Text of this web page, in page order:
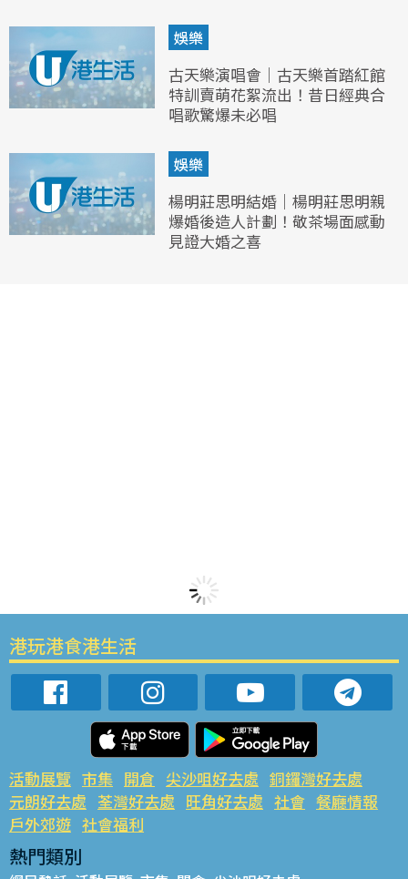
娛樂
古天樂演唱會｜古天樂首踏紅館
特訓賣萌花絮流出！昔日經典合
唱歌驚爆未必唱
娛樂
楊明莊思明結婚｜楊明莊思明親
爆婚後造人計劃！敬茶場面感動
見證大婚之喜
港玩港食港生活
活動展覽 市集 開倉 尖沙咀好去處 銅鑼灣好去處
元朗好去處 荃灣好去處 旺角好去處 社會 餐廳情報
戶外郊遊 社會福利
熱門類別